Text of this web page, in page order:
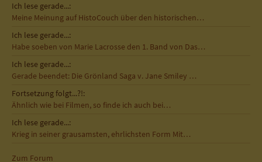
Ich lese gerade...:
Meine Meinung auf HistoCouch über den historischen…
Ich lese gerade...:
Habe soeben von Marie Lacrosse den 1. Band von Das…
Ich lese gerade...:
Gerade beendet: Die Grönland Saga v. Jane Smiley …
Fortsetzung folgt...?!:
Ähnlich wie bei Filmen, so finde ich auch bei…
Ich lese gerade...:
Krieg in seiner grausamsten, ehrlichsten Form Mit…
Zum Forum